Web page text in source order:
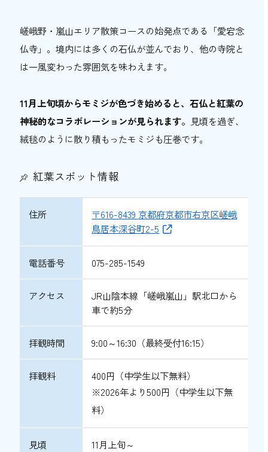
嵯峨野・嵐山エリア散策コースの始発点である「愛宕念
仏寺」。境内には多くの石仏が並んでおり、他の寺院と
は一風変わった雰囲気を味わえます。
11月上旬頃からモミジが色づき始めると、石仏と紅葉の
神秘的なコラボレーションが見られます。 見頃を過ぎ、
絨毯のように散り積もったモミジも圧巻です。
紅葉スポット情報
住所 〒616-8439 京都府京都市右京区嵯峨
鳥居本深谷町2-5
電話番号 075-285-1549
アクセス
JR山陰本線「嵯峨嵐山」駅北口から
車で約5分
拝観時間 9:00～16:30（最終受付16:15）
拝観料
400円（中学生以下無料）
※2026年より500円（中学生以下無
料）
見頃 11月上旬～